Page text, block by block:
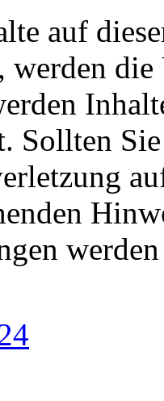
auf
werden
Sollten